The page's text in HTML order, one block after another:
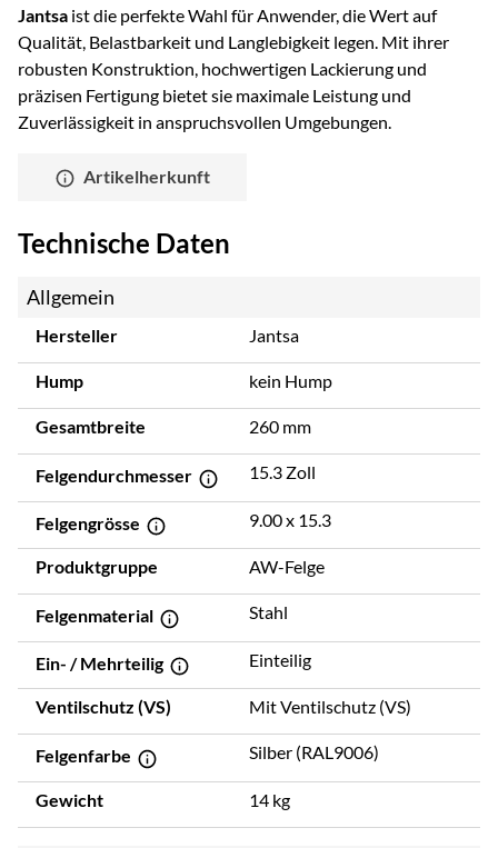
Jantsa ist die perfekte Wahl für Anwender, die Wert auf
Qualität, Belastbarkeit und Langlebigkeit legen. Mit ihrer
robusten Konstruktion, hochwertigen Lackierung und
präzisen Fertigung bietet sie maximale Leistung und
Zuverlässigkeit in anspruchsvollen Umgebungen.
Artikelherkunft
Technische Daten
Allgemein
Hersteller Jantsa
Hump kein Hump
Gesamtbreite 260 mm
Felgendurchmesser 15.3 Zoll
Felgengrösse 9.00 x 15.3
Produktgruppe AW-Felge
Felgenmaterial Stahl
Ein- / Mehrteilig Einteilig
Ventilschutz (VS) Mit Ventilschutz (VS)
Felgenfarbe Silber (RAL9006)
Gewicht 14 kg